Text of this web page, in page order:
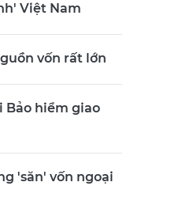
Việt Nam
vốn rất lớn
Bảo hiểm giao
'săn' vốn ngoại